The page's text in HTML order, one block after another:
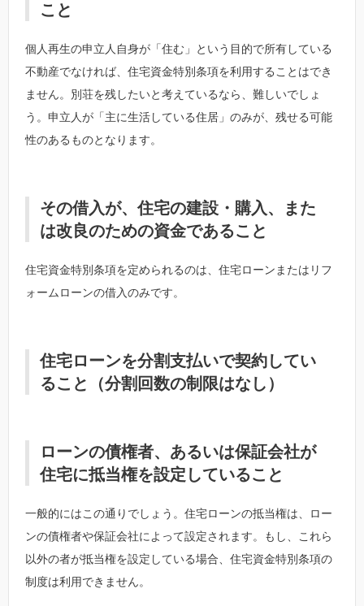
こと
個人再生の申立人自身が「住む」という目的で所有している
不動産でなければ、住宅資金特別条項を利用することはでき
ません。別荘を残したいと考えているなら、難しいでしょ
う。申立人が「主に生活している住居」のみが、残せる可能
性のあるものとなります。
その借入が、住宅の建設・購入、また
は改良のための資金であること
住宅資金特別条項を定められるのは、住宅ローンまたはリフ
ォームローンの借入のみです。
住宅ローンを分割支払いで契約してい
ること（分割回数の制限はなし）
ローンの債権者、あるいは保証会社が
住宅に抵当権を設定していること
一般的にはこの通りでしょう。住宅ローンの抵当権は、ロー
ンの債権者や保証会社によって設定されます。もし、これら
以外の者が抵当権を設定している場合、住宅資金特別条項の
制度は利用できません。